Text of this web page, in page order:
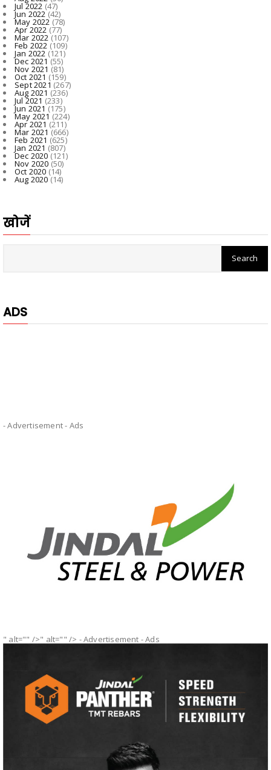
Jul 2022 (47)
Jun 2022(42)
May 2022(78)
Apr 2022 (77)
Mar 2022(107)
Feb 2022 (109)
Jan 2022 (121)
Dec 2021 (55)
Nov 2021 (81)
Oct 2021 (159)
Sept 2021 (267)
Aug 2021 (236)
Jul 2021 (233)
Jun 2021(175)
May 2021(224)
Apr 2021 (211)
Mar 2021 (666)
Feb 2021 (625)
Jan 2021 (807)
Dec 2020(121)
Nov 2020 (50)
Oct 2020 (14)
Aug 2020(14)
खोजें
ADS
- Advertisement - Ads
" alt="" />" alt="" /> - Advertisement -Ads